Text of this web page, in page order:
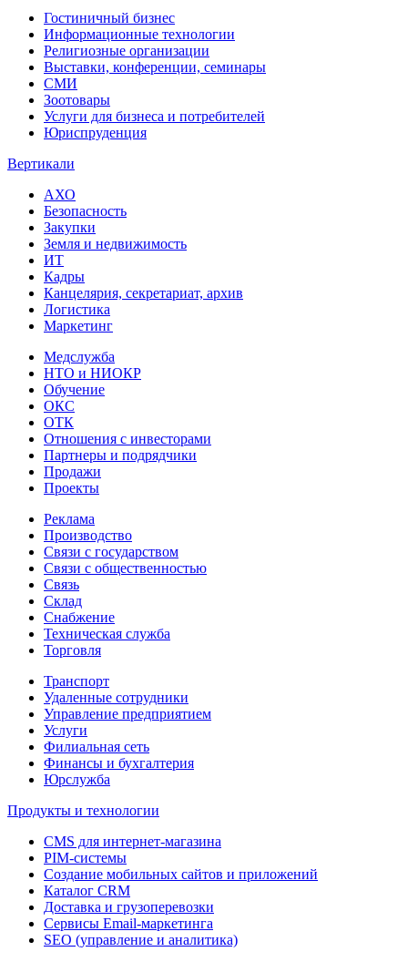
Гостиничный бизнес
Информационные технологии
Религиозные организации
Выставки, конференции, семинары
СМИ
Зоотовары
Услуги для бизнеса и потребителей
Юриспруденция
Вертикали
АХО
Безопасность
Закупки
Земля и недвижимость
ИТ
Кадры
Канцелярия, секретариат, архив
Логистика
Маркетинг
Медслужба
НТО и НИОКР
Обучение
ОКС
ОТК
Отношения с инвесторами
Партнеры и подрядчики
Продажи
Проекты
Реклама
Производство
Связи с государством
Связи с общественностью
Связь
Склад
Снабжение
Техническая служба
Торговля
Транспорт
Удаленные сотрудники
Управление предприятием
Услуги
Филиальная сеть
Финансы и бухгалтерия
Юрслужба
Продукты и технологии
CMS для интернет-магазина
PIM-системы
Создание мобильных сайтов и приложений
Каталог CRM
Доставка и грузоперевозки
Сервисы Email-маркетинга
SEO (управление и аналитика)